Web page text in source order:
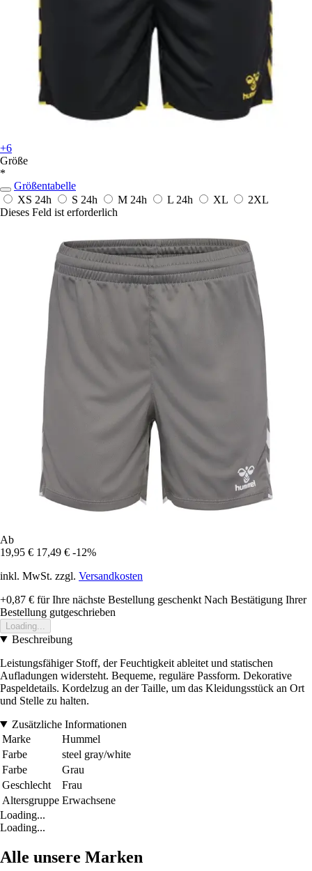
+6
Größe
*
Größentabelle
XS 24h S 24h M 24h L 24h XL
2XL
Dieses Feld ist erforderlich
Ab
19,95 € 17,49 € -12%
inkl. MwSt. zzgl. Versandkosten
+0,87 € für Ihre nächste Bestellung geschenkt Nach Bestätigung Ihrer
Bestellung gutgeschrieben
Loading...
Beschreibung
Leistungsfähiger Stoff, der Feuchtigkeit ableitet und statischen
Aufladungen widersteht. Bequeme, reguläre Passform. Dekorative
Paspeldetails. Kordelzug an der Taille, um das Kleidungsstück an Ort
und Stelle zu halten.
Zusätzliche Informationen
Marke
Hummel
Farbe
steel gray/white
Farbe
Grau
Geschlecht
Frau
Altersgruppe Erwachsene
Loading...
Loading...
Alle unsere Marken